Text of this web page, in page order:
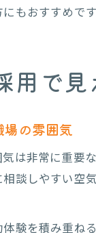
もおすすめです
用で
の雰囲気
は非常に重要
談しやすい空
験を積み重